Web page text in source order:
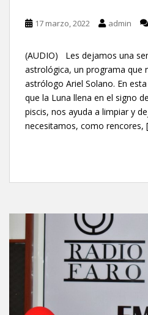
17 marzo, 2022 admin
(AUDIO) Les dejamos una
astrológica, un programa que
astrólogo Ariel Solano. En
que la Luna llena en el signo
piscis, nos ayuda a limpiar y
necesitamos, como rencores,